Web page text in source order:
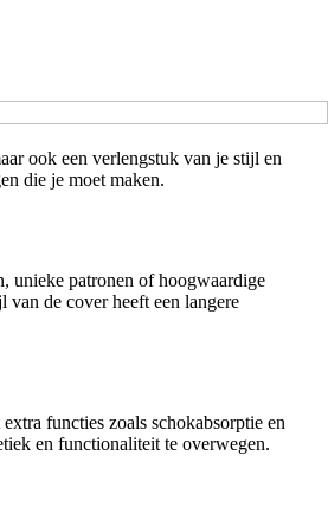
ook een verlengstuk van je stijl en
die je moet maken.
unieke patronen of hoogwaardige
de cover heeft een langere
functies zoals schokabsorptie en
en functionaliteit te overwegen.